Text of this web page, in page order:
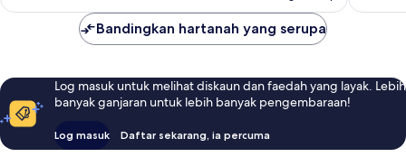
Bandingkan hartanah yang serupa
Log masuk untuk melihat diskaun dan faedah yang layak. Lebih
banyak ganjaran untuk lebih banyak pengembaraan!
Log masuk Daftar sekarang, ia percuma